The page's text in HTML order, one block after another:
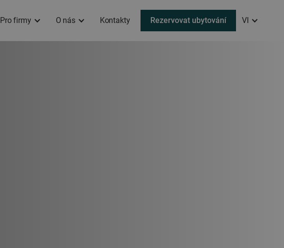
Pro firmy O nás Kontakty Rezervovat ubytování VI